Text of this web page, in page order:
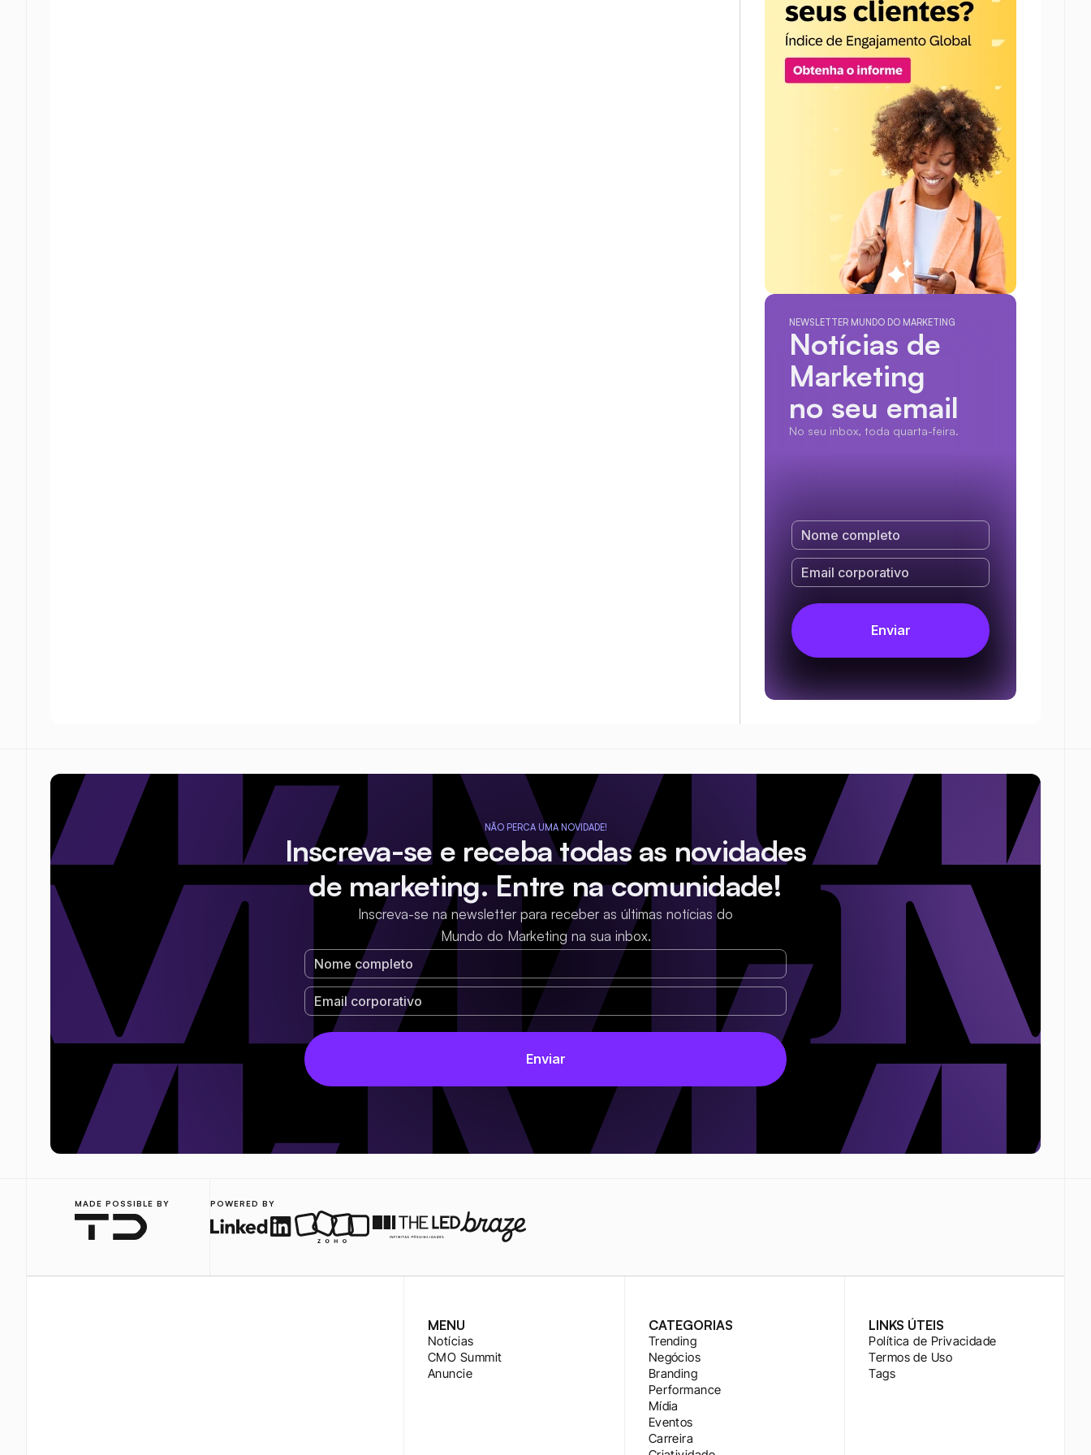
NEWSLETTER MUNDO DO MARKETING
Notícias de
Marketing
no seu email
No seu inbox, toda quarta-feira.
NÃO PERCA UMA NOVIDADE!
Inscreva-se e receba todas as novidades
de marketing. Entre na comunidade!
Inscreva-se na newsletter para receber as últimas notícias do
Mundo do Marketing na sua inbox.
MADE POSSIBLE BY POWERED BY
MENU
Notícias
CMO Summit
Anuncie
CATEGORIAS
Trending
Negócios
Branding
Performance
Mídia
Eventos
Carreira
LINKS ÚTEIS
Política de Privacidade
Termos de Uso
Tags